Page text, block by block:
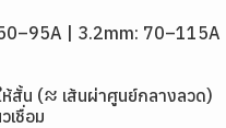
| 3.2mm:
ห้สั้น (≈ เส้นผ่าศูนย์กลางลวด)
เชื่อม